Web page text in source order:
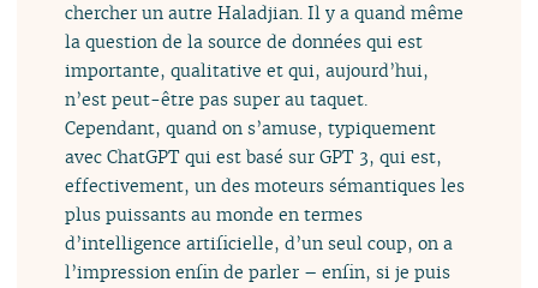
chercher un autre Haladjian. Il y a quand même
la question de la source de données qui est
importante, qualitative et qui, aujourd’hui,
n’est peut-être pas super au taquet.
Cependant, quand on s’amuse, typiquement
avec ChatGPT qui est basé sur GPT 3, qui est,
effectivement, un des moteurs sémantiques les
plus puissants au monde en termes
d’intelligence artificielle, d’un seul coup, on a
l’impression enfin de parler – enfin, si je puis